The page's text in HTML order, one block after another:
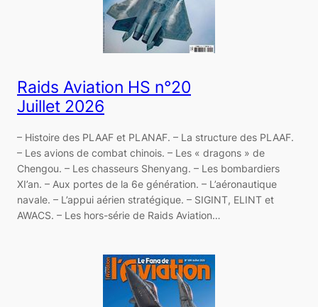
Raids Aviation HS n°20
Juillet 2026
– Histoire des PLAAF et PLANAF. – La structure des PLAAF.
– Les avions de combat chinois. – Les « dragons » de
Chengou. – Les chasseurs Shenyang. – Les bombardiers
XI’an. – Aux portes de la 6e génération. – L’aéronautique
navale. – L’appui aérien stratégique. – SIGINT, ELINT et
AWACS. – Les hors-série de Raids Aviation…